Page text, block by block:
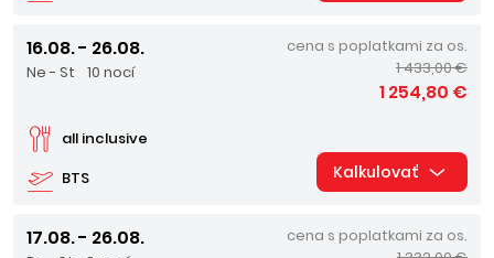
16.08. - 26.08.
Ne - St 10 nocí
BTS
all inclusive
cena s poplatkami za os.
1 433,00 €
1 254,80 €
Kalkulovať
17.08. - 26.08.
cena s poplatkami za os.